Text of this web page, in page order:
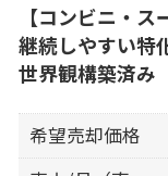
【コンビニ・
継続しやすい特
世界観構築済み
希望売却価格